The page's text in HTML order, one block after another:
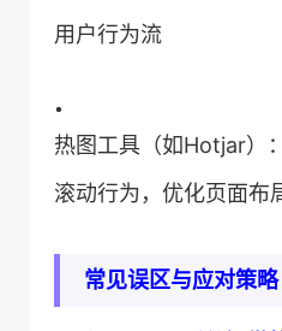
用户行为流
•
热图工具（如Hotjar）
滚动行为，优化页面布
​常见误区与应对策略​